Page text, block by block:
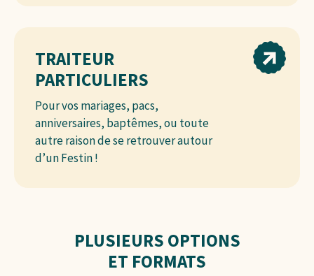
TRAITEUR
PARTICULIERS
Pour vos mariages, pacs,
anniversaires, baptêmes, ou toute
autre raison de se retrouver autour
d’un Festin !
PLUSIEURS OPTIONS
ET FORMATS